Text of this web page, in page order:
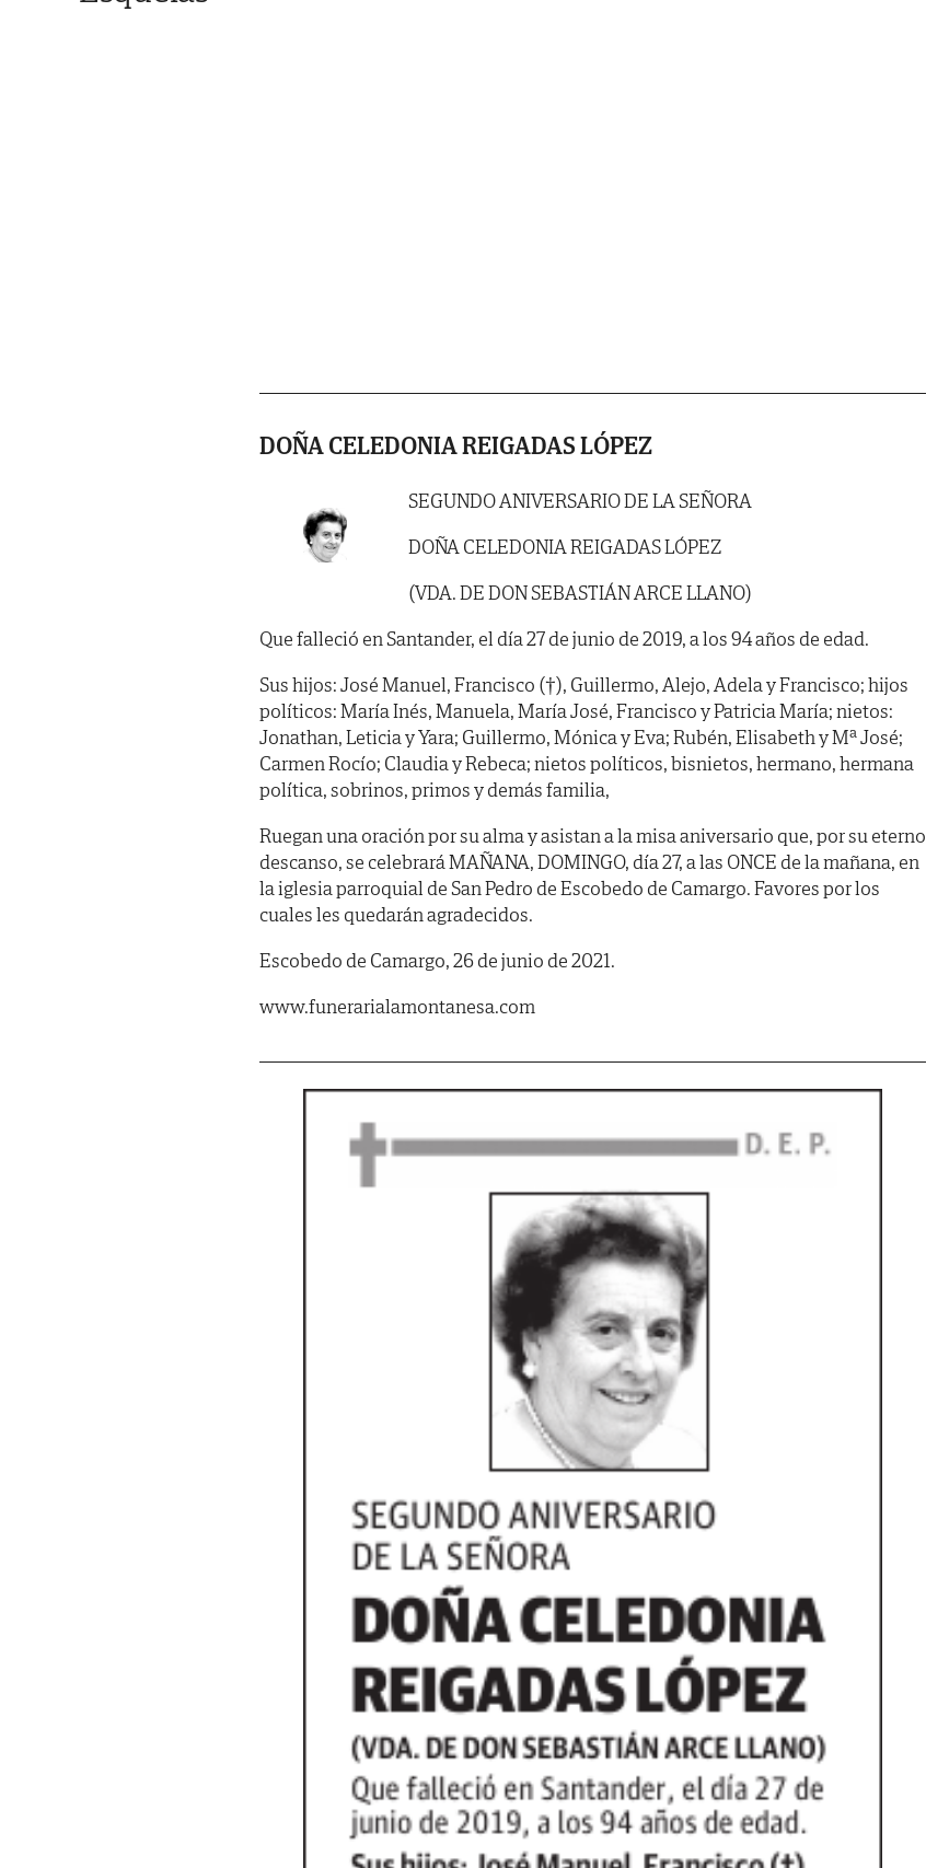
DOÑA CELEDONIA REIGADAS LÓPEZ
SEGUNDO ANIVERSARIO DE LA SEÑORA
DOÑA CELEDONIA REIGADAS LÓPEZ
(VDA. DE DON SEBASTIÁN ARCE LLANO)
Que falleció en Santander, el día 27 de junio de 2019, a los 94 años de edad.
Sus hijos: José Manuel, Francisco (†), Guillermo, Alejo, Adela y Francisco; hijos
políticos: María Inés, Manuela, María José, Francisco y Patricia María; nietos:
Jonathan, Leticia y Yara; Guillermo, Mónica y Eva; Rubén, Elisabeth y Mª José;
Carmen Rocío; Claudia y Rebeca; nietos políticos, bisnietos, hermano, hermana
política, sobrinos, primos y demás familia,
Ruegan una oración por su alma y asistan a la misa aniversario que, por su eterno
descanso, se celebrará MAÑANA, DOMINGO, día 27, a las ONCE de la mañana, en
la iglesia parroquial de San Pedro de Escobedo de Camargo. Favores por los
cuales les quedarán agradecidos.
Escobedo de Camargo, 26 de junio de 2021.
www.funerarialamontanesa.com